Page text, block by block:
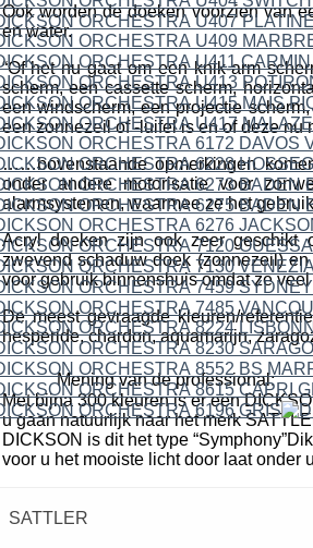
Ook worden de doeken voorzien van
en water.
“Of het nu gaat om een knik-arm
scherm, een cassette scherm,
een windscherm, een projectie
een zonnezeil of -luifel is en of deze
……bovenstaande opmerkingen
onder andere motorisatie voor
alarmsystemen, waarmee ze het
Acryl doeken zijn ook zeer geschikt
zwevend schaduw doek (zonnezeil)
voor gebruik binnenshuis omdat ze
De meest gevraagde kleuren/
hesperide, chardon, aquamarijn,
Mening van de professional:
Met bijna 300 kleuren is er een
u gaan natuurlijk naar het merk
DICKSON is dit het type
voor u het mooiste licht door laat onder
SATTLER